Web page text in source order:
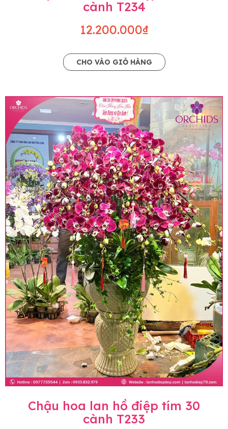
cành T234
12.200.000₫
CHO VÀO GIỎ HÀNG
Chậu hoa lan hồ điệp tím 30
cành T233